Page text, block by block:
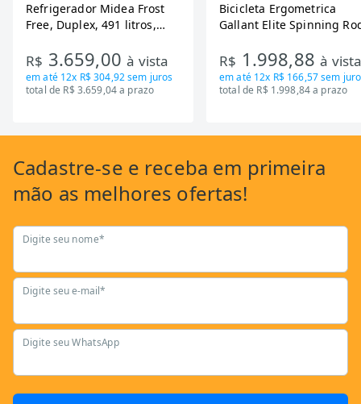
Refrigerador Midea Frost
Free, Duplex, 491 litros,
RT650EVK463)
R$ 3.659,00à vista
em até 12x R$ 304,92sem juros
total de R$ 3.659,04 a prazo
Bicicleta Ergometrica
Gallant Elite Spinning
Mecanica GSB13HBTA-PT
R$ 1.998,88à
em até 12x R$ 166,57sem
total de R$ 1.998,84 a prazo
Cadastre-se e receba em primeira
mão as melhores ofertas!
Digite seu nome*
Digite seu e-mail*
Digite seu WhatsApp